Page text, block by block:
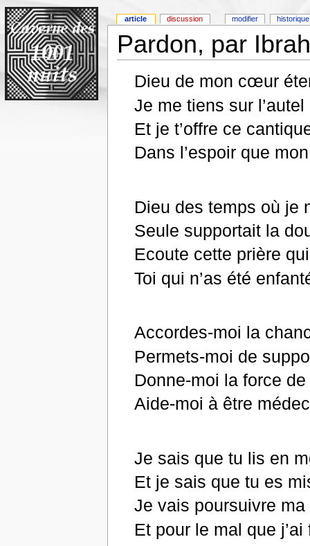
Pardon, par
Dieu de mon cœur
Je me tiens sur
Et je t’offre ce
Dans l’espoir que
Dieu des temps où je
Seule supportait la
Ecoute cette prière
Toi qui n’as été
Accordes-moi la
Permets-moi de
Donne-moi la force
Aide-moi à être
Je sais que tu lis en
Et je sais que tu es
Je vais poursuivre ma
Et pour le mal que
article discussion modifier historique